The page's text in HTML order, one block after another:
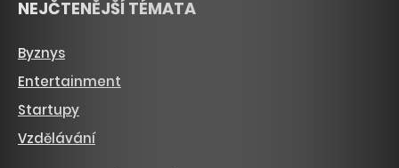
NEJČTENĚJŠÍ TÉMATA
Byznys
Entertainment
Startupy
Vzdělávání